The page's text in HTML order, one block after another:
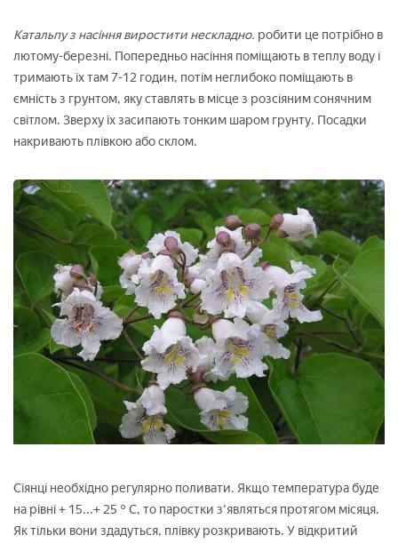
Катальпу з насіння виростити нескладно. робити це потрібно в
лютому-березні. Попередньо насіння поміщають в теплу воду і
тримають їх там 7-12 годин, потім неглибоко поміщають в
ємність з грунтом, яку ставлять в місце з розсіяним сонячним
світлом. Зверху їх засипають тонким шаром грунту. Посадки
накривають плівкою або склом.
Сіянці необхідно регулярно поливати. Якщо температура буде
на рівні + 15...+ 25 ° C, то паростки з'являться протягом місяця.
Як тільки вони здадуться, плівку розкривають. У відкритий